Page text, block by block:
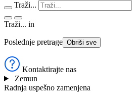
Traži...
Traži... in
Poslednje pretrage Obriši sve
Kontaktirajte nas
Zemun
Radnja uspešno zamenjena